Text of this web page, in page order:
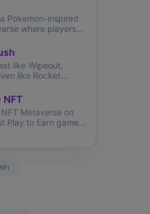
Pokemon-inspired
where players
called Axies.
like Wipeout,
like Rocket
NFT